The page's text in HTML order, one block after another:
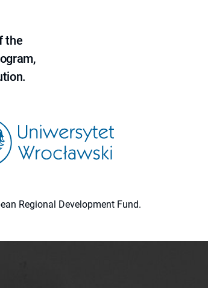
the
Regional Development Fund.